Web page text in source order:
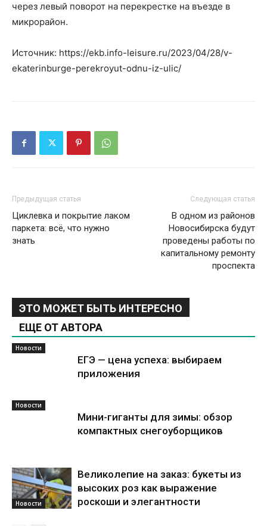
через левый поворот на перекрестке на въезде в
микрорайон.
Источник: https://ekb.info-leisure.ru/2023/04/28/v-
ekaterinburge-perekroyut-odnu-iz-ulic/
Предыдущая статья
Циклевка и покрытие лаком
паркета: всё, что нужно
знать
Следующая статья
В одном из районов
Новосибирска будут
проведены работы по
капитальному ремонту
проспекта
ЭТО МОЖЕТ БЫТЬ ИНТЕРЕСНО
ЕЩЕ ОТ АВТОРА
Новости
ЕГЭ — цена успеха: выбираем
приложения
Новости
Мини-гиганты для зимы: обзор
компактных снегоуборщиков
Новости
Великолепие на заказ: букеты из
высоких роз как выражение
роскоши и элегантности